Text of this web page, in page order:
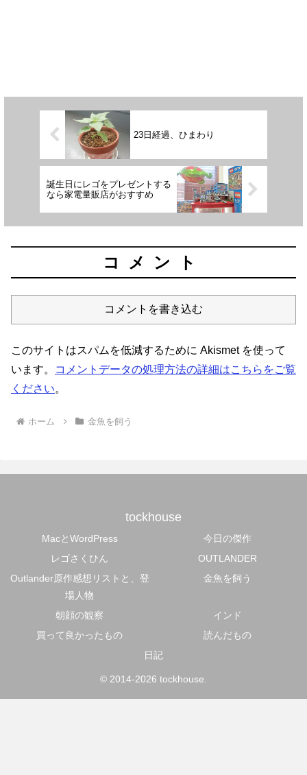
23日経過、ひまわり
誕生日にレゴをプレゼントする
なら家電量販店がおすすめ
コメント
コメントを書き込む
このサイトはスパムを低減するために Akismet を使って
います。
コメントデータの処理方法の詳細はこちらをご覧
ください。
ホーム 金魚を飼う
tockhouse
MacとWordPress
今日の傑作
レゴさくひん
OUTLANDER
Outlander原作感想リストと、登
場人物
金魚を飼う
朝顔の観察
インド
買って良かったもの
読んだもの
日記
© 2014-2026 tockhouse.